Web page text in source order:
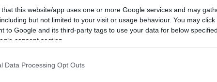
that this website/app uses one or more Google services and may
but not limited to your visit or usage behaviour. You may
to Google and its third-party tags to use your data for below
consent section.
Data Processing Opt Outs
Libertas Wealth Management Group.
10:36